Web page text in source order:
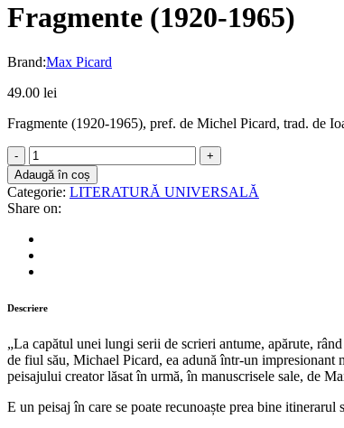
Fragmente (1920-1965)
Brand:Max Picard
49.00 lei
Fragmente (1920-1965), pref. de Michel Picard, trad.
Fragmente
(1920-
1965)
quantity
Adaugă în coș
Categorie: LITERATURĂ UNIVERSALĂ
Share on:
Descriere
„La capătul unei lungi serii de scrieri antume, apărute,
de fiul său, Michael Picard, ea adună într-un impresionant
peisajului creator lăsat în urmă, în manuscrisele sale, de
E un peisaj în care se poate recunoaște prea bine